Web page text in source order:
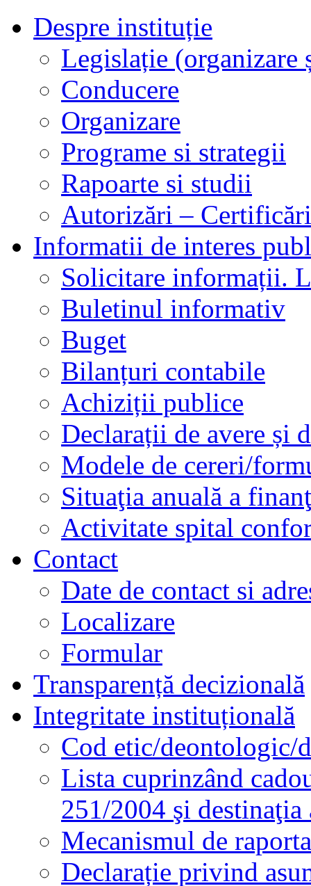
Despre instituție
Legislație
Conducere
Organizare
Programe si strategii
Rapoarte si studii
Autorizări –
Informatii de interes
Solicitare informații.
Buletinul informativ
Buget
Bilanțuri contabile
Achiziții publice
Declarații de avere și
Modele de cereri/
Situaţia anuală a
Activitate spital
Contact
Date de contact si
Localizare
Formular
Transparență decizională
Integritate instituțională
Cod etic/deontologic/
Lista cuprinzând
251/2004 şi destinaţia
Mecanismul de
Declarație privind